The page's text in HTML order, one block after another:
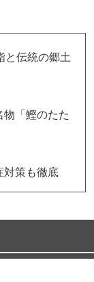
と伝統の郷土
「鰹のたた
対策も徹底